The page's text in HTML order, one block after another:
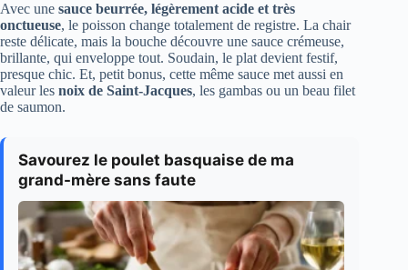
Avec une sauce beurrée, légèrement acide et très
onctueuse, le poisson change totalement de registre. La chair
reste délicate, mais la bouche découvre une sauce crémeuse,
brillante, qui enveloppe tout. Soudain, le plat devient festif,
presque chic. Et, petit bonus, cette même sauce met aussi en
valeur les noix de Saint-Jacques, les gambas ou un beau filet
de saumon.
Savourez le poulet basquaise de ma
grand-mère sans faute